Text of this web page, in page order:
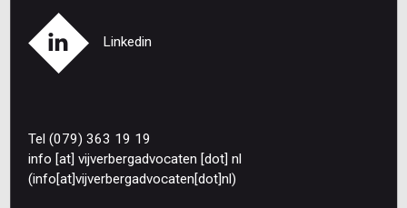
Linkedin
Tel (079) 363 19 19
info [at] vijverbergadvocaten [dot] nl
(info[at]vijverbergadvocaten[dot]nl)